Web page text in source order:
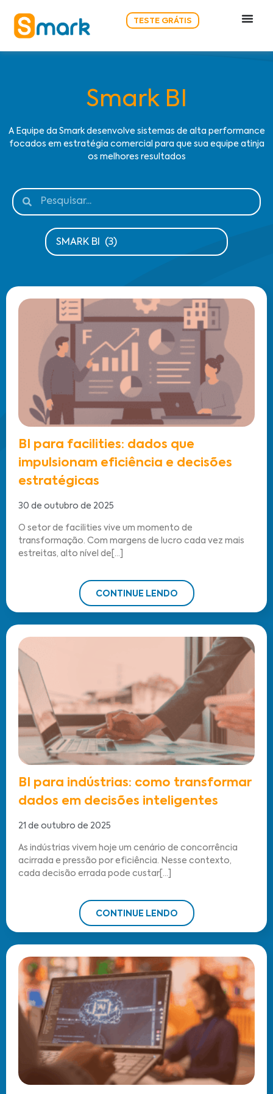
TESTE GRÁTIS
Smark BI
A Equipe da Smark desenvolve sistemas de alta performance
focados em estratégia comercial para que sua equipe atinja
os melhores resultados
BI para facilities: dados que
impulsionam eficiência e decisões
estratégicas
30 de outubro de 2025
O setor de facilities vive um momento de
transformação. Com margens de lucro cada vez mais
estreitas, alto nível de[...]
CONTINUE LENDO
BI para indústrias: como transformar
dados em decisões inteligentes
21 de outubro de 2025
As indústrias vivem hoje um cenário de concorrência
acirrada e pressão por eficiência. Nesse contexto,
cada decisão errada pode custar[...]
CONTINUE LENDO